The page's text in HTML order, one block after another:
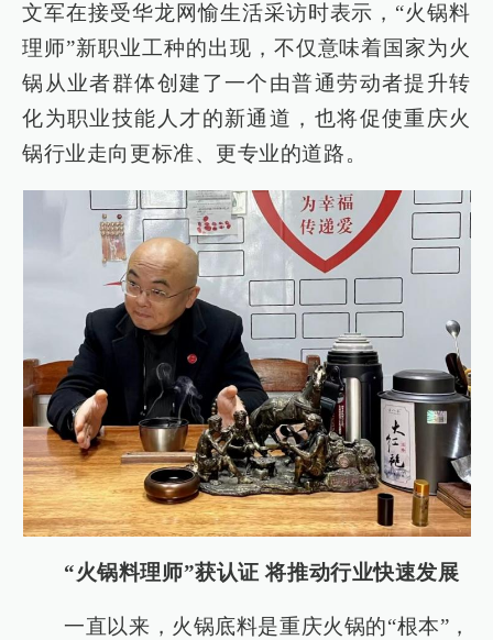
文军在接受华龙网愉生活采访时表示，“火锅料
理师”新职业工种的出现，不仅意味着国家为火
锅从业者群体创建了一个由普通劳动者提升转
化为职业技能人才的新通道，也将促使重庆火
锅行业走向更标准、更专业的道路。
“火锅料理师”获认证 将推动行业快速发展
一直以来，火锅底料是重庆火锅的“根本”，